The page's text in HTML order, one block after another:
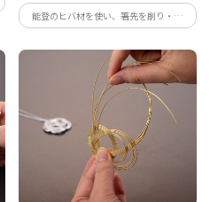
能登のヒバ材を使い、箸先を削り・磨
き・仕上げる体験です。木の香りとともに
進む工程は癒しの時間。日々使う道具を
自ら仕上げることで、食への感謝を再認
識できます。